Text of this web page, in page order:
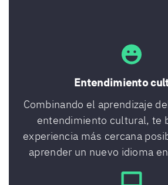
Entendimiento
Combinando el aprendizaje
entendimiento cultural, te
experiencia más cercana
aprender un nuevo idioma